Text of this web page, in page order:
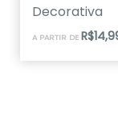
Decorativa
A PARTIR DE R$